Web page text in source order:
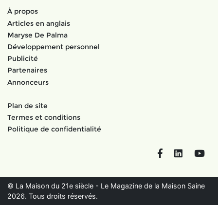
À propos
Articles en anglais
Maryse De Palma
Développement personnel
Publicité
Partenaires
Annonceurs
Plan de site
Termes et conditions
Politique de confidentialité
FacebookLinkedIn
© La Maison du 21e siècle - Le Magazine de la Maison Saine
2026. Tous droits réservés.